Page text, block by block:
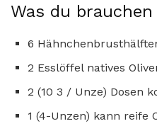
Was du
6
2 Esslöffel natives
2 (10 3 / Unze) Dosen
1 (4-Unzen) kann reife